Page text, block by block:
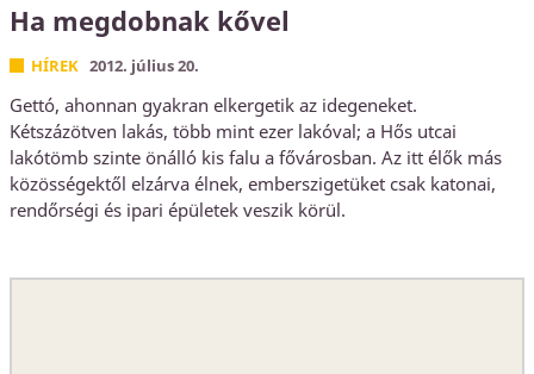
Ha megdobnak kővel
HÍREK 2012. július 20.
Gettó, ahonnan gyakran elkergetik az idegeneket.
Kétszázötven lakás, több mint ezer lakóval; a Hős utcai
lakótömb szinte önálló kis falu a fővárosban. Az itt élők más
közösségektől elzárva élnek, emberszigetüket csak katonai,
rendőrségi és ipari épületek veszik körül.